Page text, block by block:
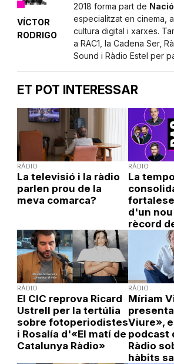
VÍCTOR
RODRIGO
2018 forma part de Nació
especialitzat en cinema,
cultura digital i xarxes.
a RAC1, la Cadena Ser,
Sound i Ràdio Estel per
ET POT INTERESSAR
RÀDIO
La televisió i la ràdio
parlen prou de la
meva comarca?
RÀDIO
La
d'un
rècord
RÀDIO
El CIC reprova Ricard
Ustrell per la tertúlia
sobre fotoperiodistes
i Rosalía d'«El matí de
Catalunya Ràdio»
RÀDIO
Míriam
Viure»,
podcast
Ràdio
hàbits